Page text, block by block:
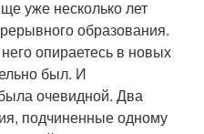
уже несколько лет
образования.
опираетесь в новых
был. И
очевидной. Два
подчиненные одному